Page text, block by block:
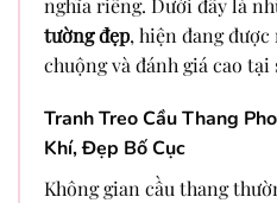
nghĩa riêng. Dưới đây là
tường đẹp, hiện đang được
chuộng và đánh giá cao tại
Tranh Treo Cầu Thang
Khí, Đẹp Bố Cục
Không gian cầu thang